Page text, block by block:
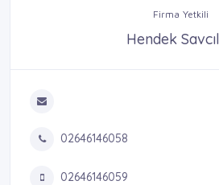
Firma Yetkili
Hendek
02646146058
02646146059